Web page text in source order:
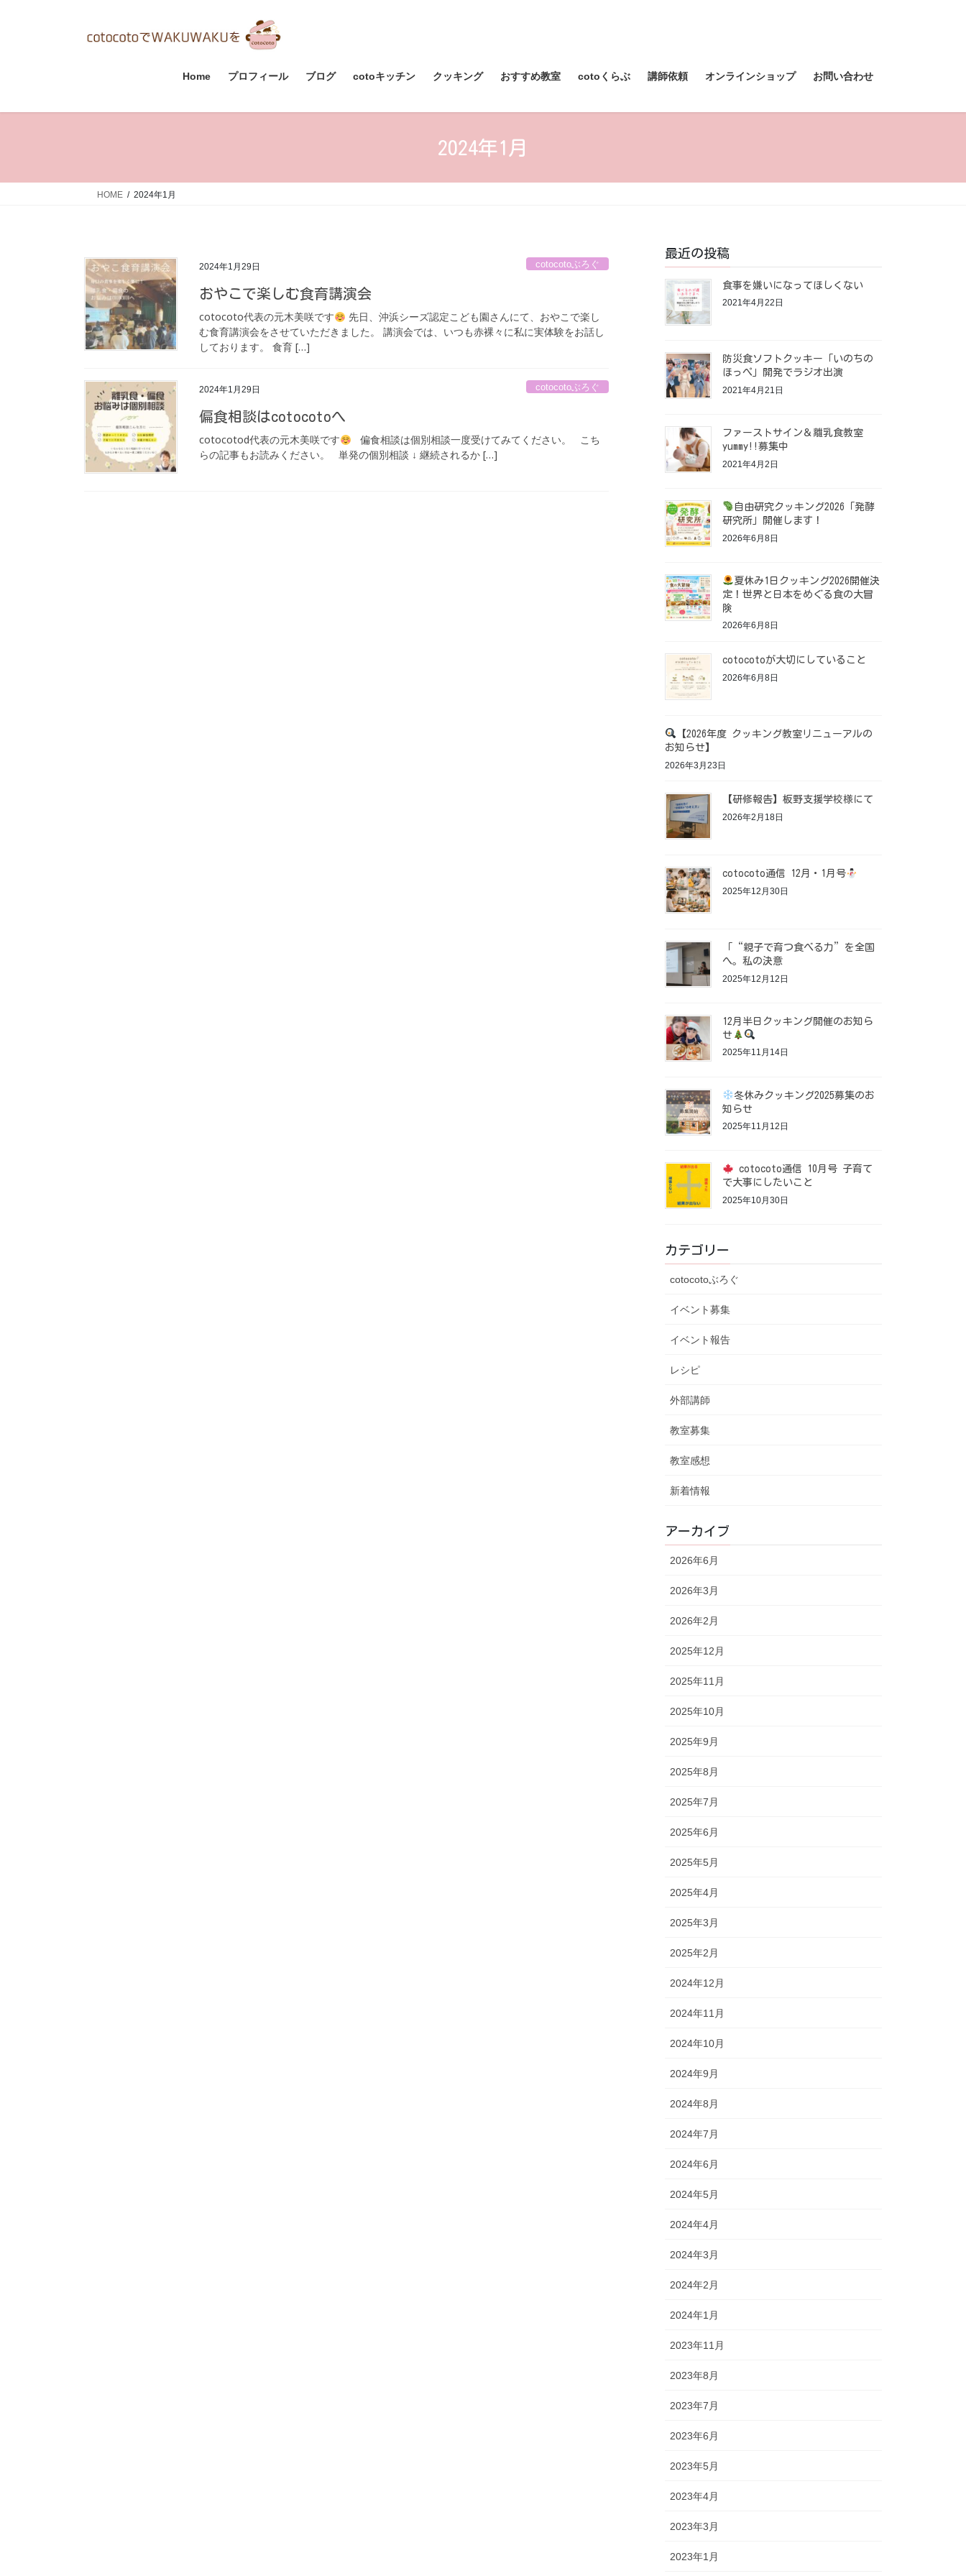
ス
ン
Home プロフィール ブログ cotoキッチン クッキング おすすめ教室 cotoくらぶ 講師依頼 オンラインショップ お問い合わせ
2024年1月
HOME 2024年1月
2024年1月29日 cotocotoぶろぐ
おやこで楽しむ食育講演会
cotocoto代表の元木美咲です
先日、沖浜シーズ認定こども園さんにて、おやこで楽し
む食育講演会をさせていただきました。 講演会では、いつも赤裸々に私に実体験をお話し
しております。 食育 […]
2024年1月29日 cotocotoぶろぐ
偏食相談はcotocotoへ
cotocotod代表の元木美咲です
偏食相談は個別相談一度受けてみてください。 こち
らの記事もお読みください。 単発の個別相談 ↓ 継続されるか […]
最近の投稿
食事を嫌いになってほしくない
2021年4月22日
防災食ソフトクッキー「いのちの
ほっぺ」開発でラジオ出演
2021年4月21日
ファーストサイン＆離乳食教室
yummy!!募集中
2021年4月2日
自由研究クッキング2026「発酵
研究所」開催します！
2026年6月8日
夏休み1日クッキング2026開催決
定！世界と日本をめぐる食の大冒
険
2026年6月8日
cotocotoが大切にしていること
2026年6月8日
【2026年度 クッキング教室リニューアルの
お知らせ】
2026年3月23日
【研修報告】板野支援学校様にて
2026年2月18日
cotocoto通信 12月・1月号
2025年12月30日
「“親子で育つ食べる力”を全国
へ。私の決意
2025年12月12日
12月半日クッキング開催のお知ら
せ
2025年11月14日
冬休みクッキング2025募集のお
知らせ
2025年11月12日
cotocoto通信 10月号 子育て
で大事にしたいこと
2025年10月30日
カテゴリー
cotocotoぶろぐ
イベント募集
イベント報告
レシピ
外部講師
教室募集
教室感想
新着情報
アーカイブ
2026年6月
2026年3月
2026年2月
2025年12月
2025年11月
2025年10月
2025年9月
2025年8月
2025年7月
2025年6月
2025年5月
2025年4月
2025年3月
2025年2月
2024年12月
2024年11月
2024年10月
2024年9月
2024年8月
2024年7月
2024年6月
2024年5月
2024年4月
2024年3月
2024年2月
2024年1月
2023年11月
2023年8月
2023年7月
2023年6月
2023年5月
2023年4月
2023年3月
2023年1月